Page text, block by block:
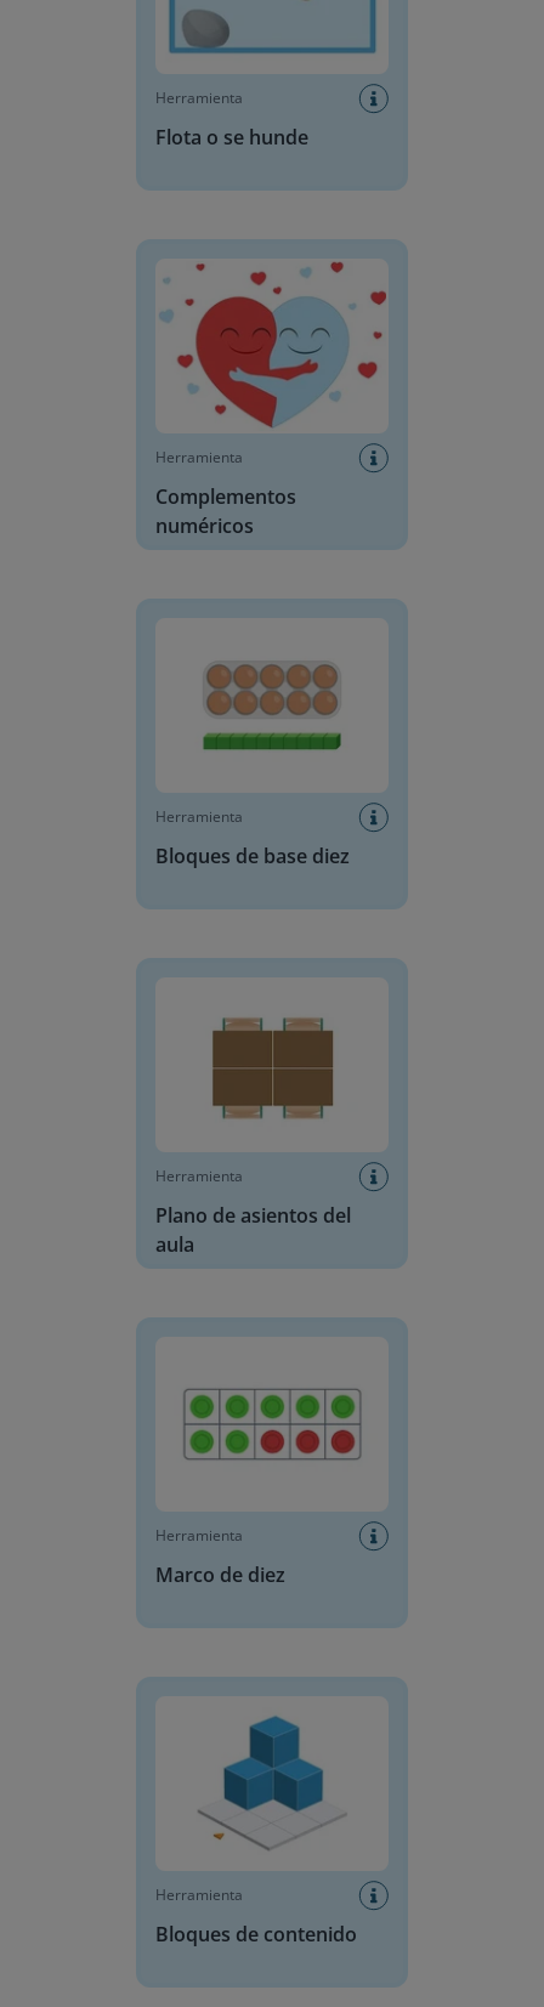
Herramienta
Flota o se hunde
Herramienta
Complementos
numéricos
Herramienta
Bloques de base diez
Herramienta
Plano de asientos del
aula
Herramienta
Marco de diez
Herramienta
Bloques de contenido